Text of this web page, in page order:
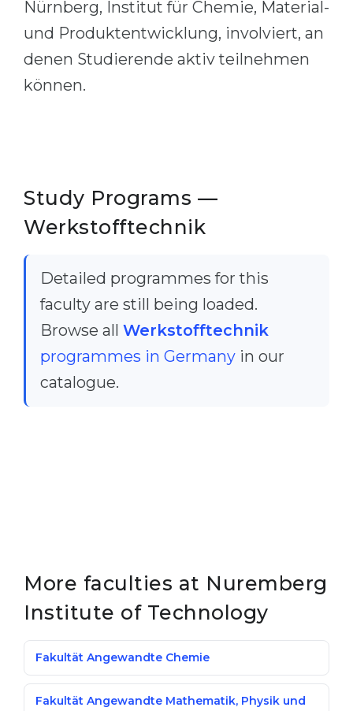
Nürnberg, Institut für Chemie, Material-
und Produktentwicklung, involviert, an
denen Studierende aktiv teilnehmen
können.
Study Programs —
Werkstofftechnik
Detailed programmes for this
faculty are still being loaded.
Browse all Werkstofftechnik
programmes in Germany in our
catalogue.
More faculties at Nuremberg
Institute of Technology
Fakultät Angewandte Chemie
Fakultät Angewandte Mathematik, Physik und